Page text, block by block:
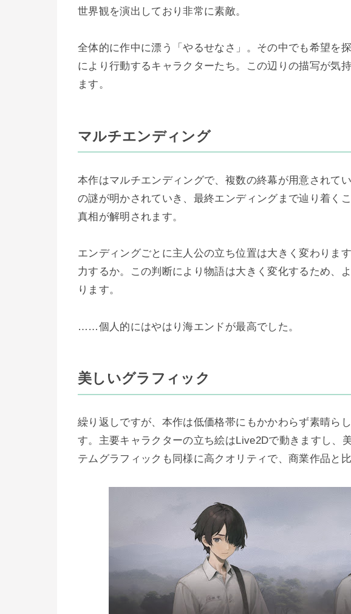
世界観を演出しており非常に素敵。
全体的に作中に漂う「やるせなさ」。その中でも希望を
により行動するキャラクターたち。この辺りの描写が気
ます。
マルチエンディング
本作はマルチエンディングで、複数の終幕が用意されて
の謎が明かされていき、最終エンディングまで辿り着く
真相が解明されます。
エンディングごとに主人公の立ち位置は大きく変わりま
力するか。この判断により物語は大きく変化するため、
ります。
……個人的にはやはり海エンドが最高でした。
美しいグラフィック
繰り返しですが、本作は低価格帯にもかかわらず素晴ら
す。主要キャラクターの立ち絵はLive2Dで動きますし、
テムグラフィックも同様に高クオリティで、商業作品と